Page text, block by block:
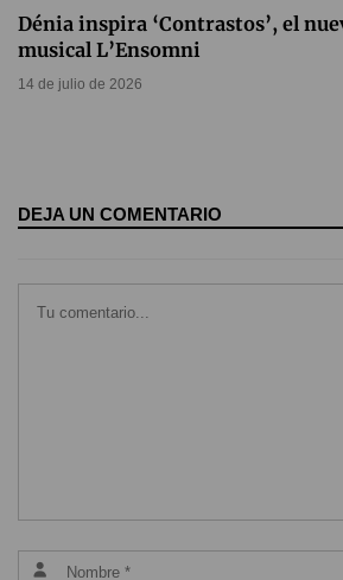
Dénia inspira ‘Contrastos’, el
musical L’Ensomni
14 de julio de 2026
DEJA UN COMENTARIO